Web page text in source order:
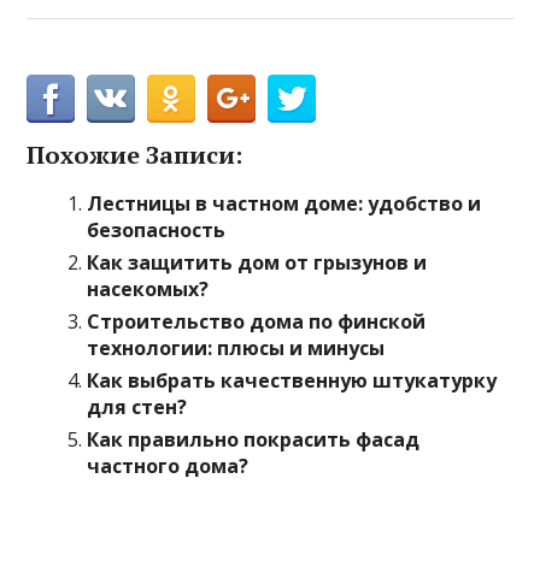
Похожие Записи:
Лестницы в частном доме: удобство и
безопасность
Как защитить дом от грызунов и
насекомых?
Строительство дома по финской
технологии: плюсы и минусы
Как выбрать качественную штукатурку
для стен?
Как правильно покрасить фасад
частного дома?